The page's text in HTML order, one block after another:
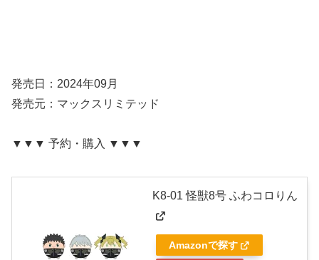
発売日：2024年09月
発売元：マックスリミテッド
▼▼▼ 予約・購入 ▼▼▼
K8-01 怪獣8号 ふわコロりん
Amazonで探す